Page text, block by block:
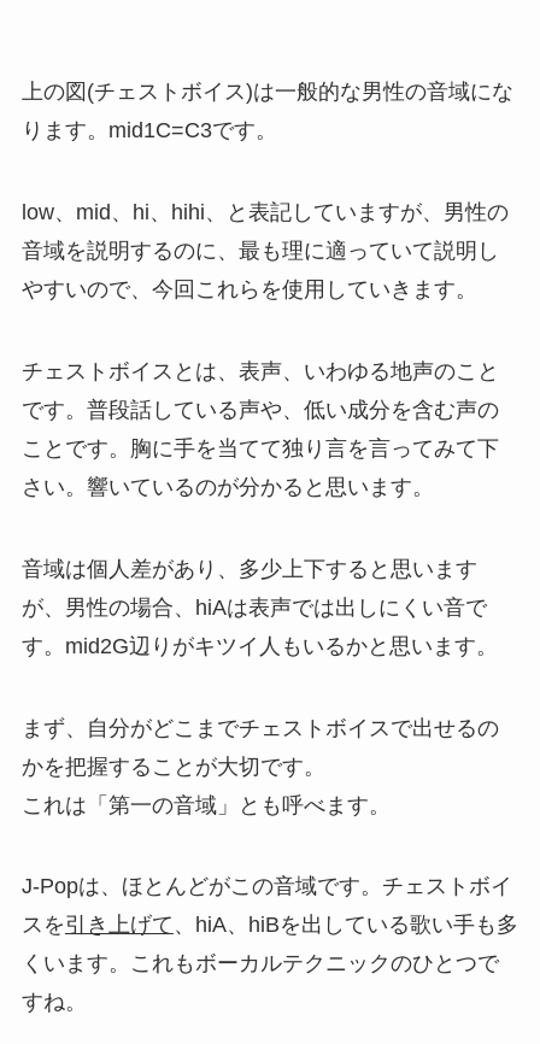
上の図(チェストボイス)は一般的な男性の音域にな
ります。mid1C=C3です。
low、mid、hi、hihi、と表記していますが、男性の
音域を説明するのに、最も理に適っていて説明し
やすいので、今回これらを使用していきます。
チェストボイスとは、表声、いわゆる地声のこと
です。普段話している声や、低い成分を含む声の
ことです。胸に手を当てて独り言を言ってみて下
さい。響いているのが分かると思います。
音域は個人差があり、多少上下すると思います
が、男性の場合、hiAは表声では出しにくい音で
す。mid2G辺りがキツイ人もいるかと思います。
まず、自分がどこまでチェストボイスで出せるの
かを把握することが大切です。
これは「第一の音域」とも呼べます。
J-Popは、ほとんどがこの音域です。チェストボイ
スを引き上げて 、hiA、hiBを出している歌い手も多
くいます。これもボーカルテクニックのひとつで
すね。